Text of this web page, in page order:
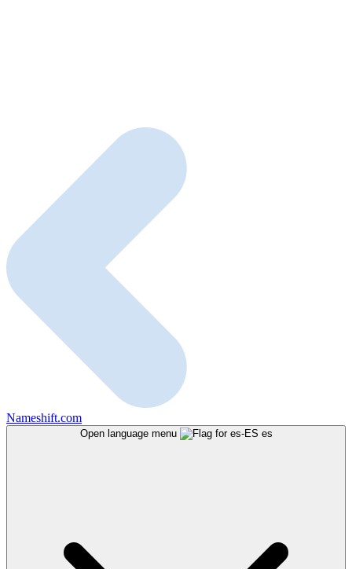
Nameshift.com
Open language menu es